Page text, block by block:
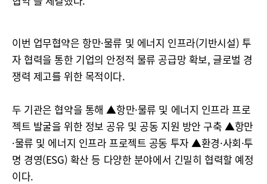
이번 업무협약은 항만·물류 및 에너지 인프라(기반시설) 투
자 협력을 통한 기업의 안정적 물류 공급망 확보, 글로벌 경
쟁력 제고를 위한 목적이다.
두 기관은 협약을 통해 ▲항만·물류 및 에너지 인프라 프로
젝트 발굴을 위한 정보 공유 및 공동 지원 방안 구축 ▲항만
·물류 및 에너지 인프라 프로젝트 공동 투자 ▲환경·사회·투
명 경영(ESG) 확산 등 다양한 분야에서 긴밀히 협력할 예정
이다.